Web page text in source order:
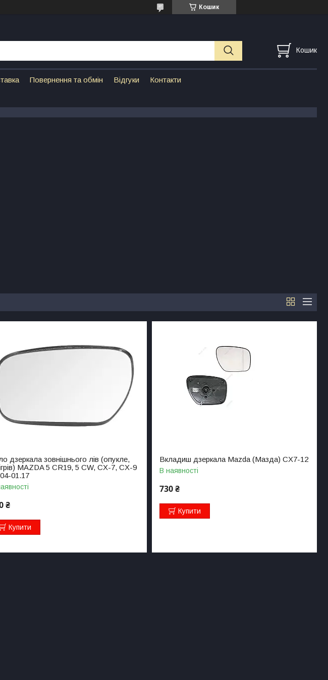
Кошик
Кошик
Повернення та обмін Відгуки Контакти
дзеркала зовнішнього лів (опукле,
MAZDA 5 CR19, 5 CW, CX-7, CX-9
01.17
₴
Купити
Вкладиш дзеркала Mazda (Мазда) CX7-12
В наявності
730 ₴
Купити